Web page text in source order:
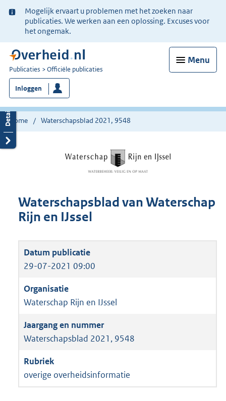
Ter
informatie:
Mogelijk ervaart u problemen met het zoeken naar
publicaties. We werken aan een oplossing. Excuses voor
het ongemak.
Menu
U
bent
nu
hier:
Publicaties Officiële publicaties
Inloggen
Home Waterschapsblad 2021, 9548
Waterschapsblad van Waterschap
Rijn en IJssel
29-07-2021 09:00
Waterschap Rijn en IJssel
Waterschapsblad 2021, 9548
overige overheidsinformatie